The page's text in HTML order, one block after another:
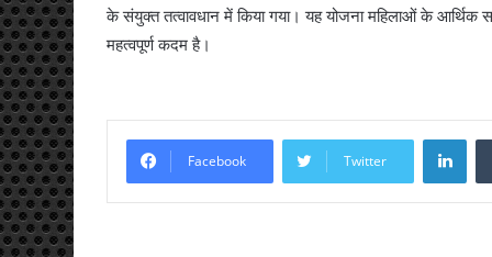
के संयुक्त तत्वावधान में किया गया। यह योजना महिलाओं के
महत्वपूर्ण कदम है।
Facebook Twitter